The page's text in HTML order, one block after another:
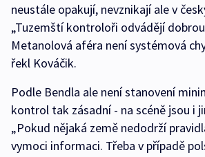
neustále opakují, nevznikají ale v
„Tuzemští kontroloři odvádějí
Metanolová aféra není systémová
řekl Kováčik.
Podle Bendla ale není stanovení
kontrol tak zásadní - na scéně jsou i
„Pokud nějaká země nedodrží
vymoci informaci. Třeba v případě